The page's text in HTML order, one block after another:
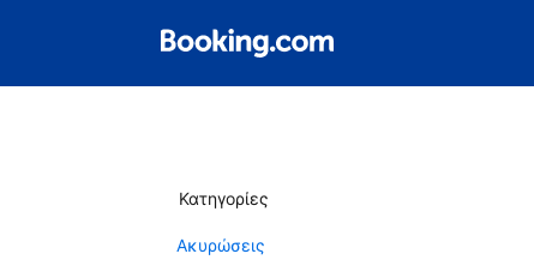
Κατηγορίες
Ακυρώσεις